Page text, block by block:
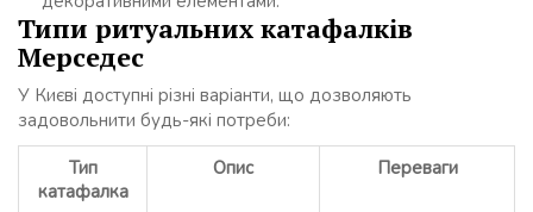
Типи ритуальних катафалків
Мерседес
У Києві доступні різні варіанти, що дозволяють
задовольнити будь-які потреби:
Тип
катафалка
Опис Переваги